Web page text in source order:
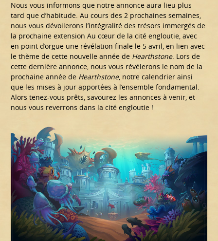
Nous vous informons que notre annonce aura lieu plus
tard que d’habitude. Au cours des 2 prochaines semaines,
nous vous dévoilerons l’intégralité des trésors immergés de
la prochaine extension Au cœur de la cité engloutie, avec
en point d’orgue une révélation finale le 5 avril, en lien avec
le thème de cette nouvelle année de Hearthstone. Lors de
cette dernière annonce, nous vous révélerons le nom de la
prochaine année de Hearthstone, notre calendrier ainsi
que les mises à jour apportées à l’ensemble fondamental.
Alors tenez-vous prêts, savourez les annonces à venir, et
nous vous reverrons dans la cité engloutie !